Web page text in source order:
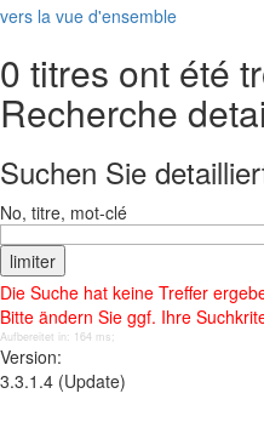
vers la vue d'ensemble
0 titres ont été
Recherche
Suchen Sie
No, titre, mot-clé
Die Suche hat keine Treffer
Bitte ändern Sie ggf. Ihre
Aufbereitet in: 164 ms;
Version:
3.3.1.4 (Update)